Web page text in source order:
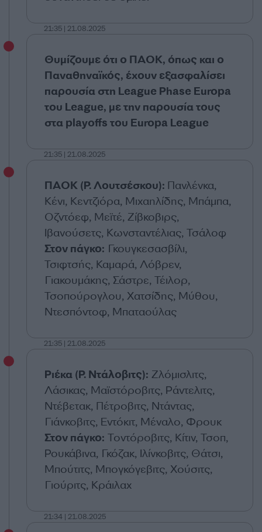
21:35 | 21.08.2025
Θυμίζουμε ότι ο ΠΑΟΚ, όπως και ο
Παναθηναϊκός, έχουν εξασφαλίσει
παρουσία στη League Phase Europa
του League, με την παρουσία τους
στα playoffs του Europa League
21:35 | 21.08.2025
ΠΑΟΚ (Ρ. Λουτσέσκου): Πανλένκα,
Κένι, Κεντζιόρα, Μιχαηλίδης, Μπάμπα,
Οζντόεφ, Μεϊτέ, Ζίβκοβιρς,
Ιβανούσετς, Κωνσταντέλιας, Τσάλοφ
Στον πάγκο: Γκουγκεσασβίλι,
Τσιφτσής, Καμαρά, Λόβρεν,
Γιακουμάκης, Σάστρε, Τέιλορ,
Τσοπούρογλου, Χατσίδης, Μύθου,
Ντεσπόντοφ, Μπαταούλας
21:35 | 21.08.2025
Ριέκα (Ρ. Ντάλοβιτς): Ζλόμισλιτς,
Λάσικας, Μαϊστόροβιτς, Ράντελιτς,
Ντέβετακ, Πέτροβιτς, Ντάντας,
Γιάνκοβιτς, Εντόκιτ, Μέναλο, Φρουκ
Στον πάγκο: Τοντόροβιτς, Κίτιν, Τσοπ,
Ρουκάβινα, Γκόζακ, Ιλίνκοβιτς, Θάτσι,
Μπούτιτς, Μπογκόγεβιτς, Χούσιτς,
Γιούριτς, Κράιλαχ
21:34 | 21.08.2025